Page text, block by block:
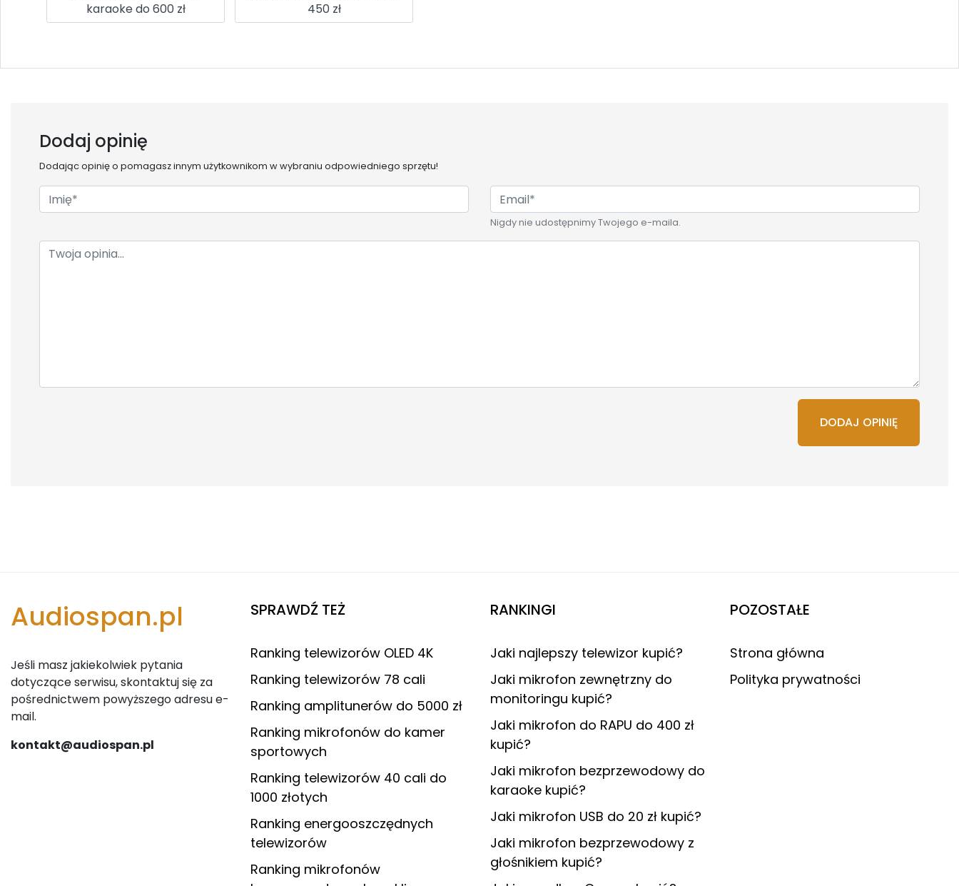
karaoke do 600 zł
450 zł
Dodaj opinię
Dodając opinię o pomagasz innym użytkownikom w wybraniu odpowiedniego sprzętu!
Nigdy nie udostępnimy Twojego e-maila.
DODAJ OPINIĘ
Audiospan.pl
Jeśli masz jakiekolwiek pytania
dotyczące serwisu, skontaktuj się za
pośrednictwem powyższego adresu e-
mail.
kontakt@audiospan.pl
SPRAWDŹ TEŻ
Ranking telewizorów OLED 4K
Ranking telewizorów 78 cali
Ranking amplitunerów do 5000 zł
Ranking mikrofonów do kamer
sportowych
Ranking telewizorów 40 cali do
1000 złotych
Ranking energooszczędnych
telewizorów
Ranking mikrofonów
RANKINGI
Jaki najlepszy telewizor kupić?
Jaki mikrofon zewnętrzny do
monitoringu kupić?
Jaki mikrofon do RAPU do 400 zł
kupić?
Jaki mikrofon bezprzewodowy do
karaoke kupić?
Jaki mikrofon USB do 20 zł kupić?
Jaki mikrofon bezprzewodowy z
głośnikiem kupić?
POZOSTAŁE
Strona główna
Polityka prywatności